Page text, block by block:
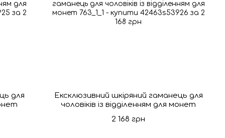
для
Ексклюзивний шкіряний гаманець для
чоловіків із відділенням для монет
2 168 грн